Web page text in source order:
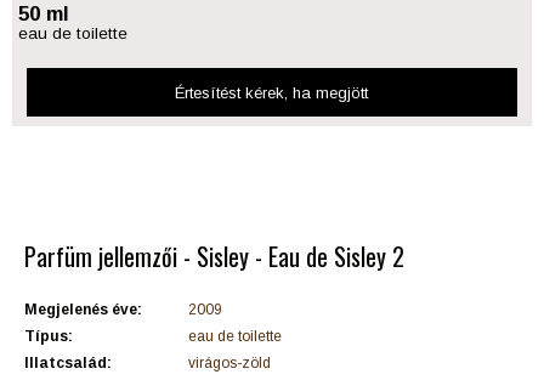
50 ml
eau de toilette
Értesítést kérek, ha megjött
Parfüm jellemzői - Sisley - Eau de Sisley 2
Megjelenés éve:
2009
Típus:
eau de toilette
Illatcsalád:
virágos-zöld